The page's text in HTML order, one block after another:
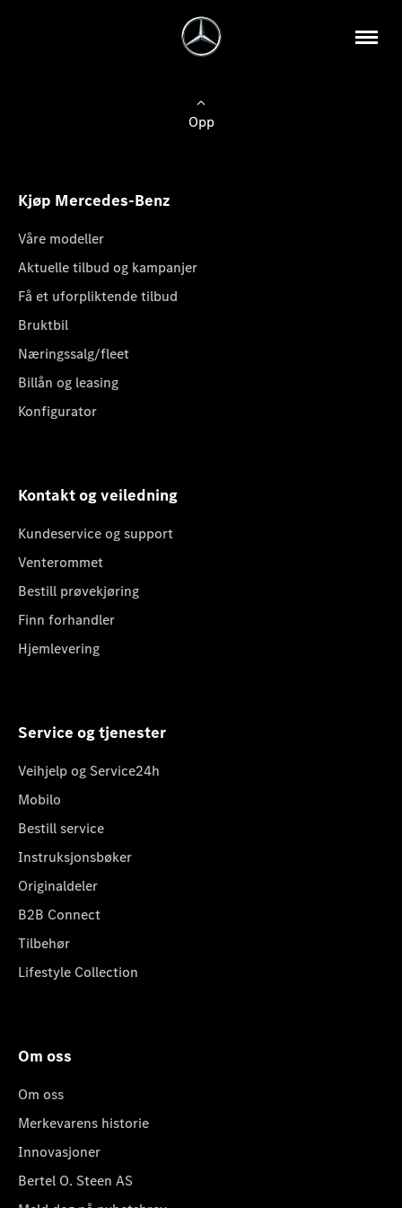
Opp
Kjøp Mercedes-Benz
Våre modeller
Aktuelle tilbud og kampanjer
Få et uforpliktende tilbud
Bruktbil
Næringssalg/fleet
Billån og leasing
Konfigurator
Kontakt og veiledning
Kundeservice og support
Venterommet
Bestill prøvekjøring
Finn forhandler
Hjemlevering
Service og tjenester
Veihjelp og Service24h
Mobilo
Bestill service
Instruksjonsbøker
Originaldeler
B2B Connect
Tilbehør
Lifestyle Collection
Om oss
Om oss
Merkevarens historie
Innovasjoner
Bertel O. Steen AS